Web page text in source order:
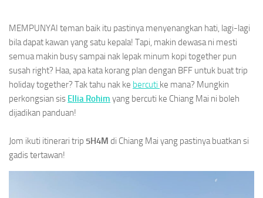
MEMPUNYAI teman baik itu pastinya menyenangkan hati, lagi-lagi
bila dapat kawan yang satu kepala! Tapi, makin dewasa ni mesti
semua makin busy sampai nak lepak minum kopi together pun
susah right? Haa, apa kata korang plan dengan BFF untuk buat trip
holiday together? Tak tahu nak ke bercuti ke mana? Mungkin
perkongsian sis Ellia Rohim yang bercuti ke Chiang Mai ni boleh
dijadikan panduan!
Jom ikuti itinerari trip 5H4M di Chiang Mai yang pastinya buatkan si
gadis tertawan!